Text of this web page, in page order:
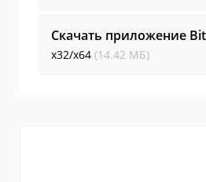
Скачать приложение
x32/x64 (14.42 МБ)